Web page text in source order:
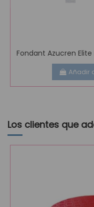
Fondant Azucren Elite
Añadir
Los clientes que